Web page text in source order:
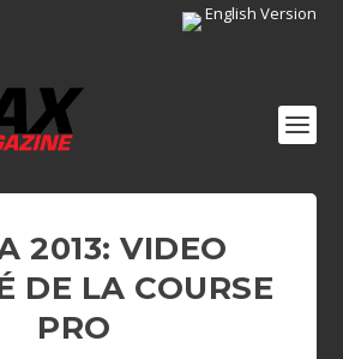
English Version
2013: VIDEO
DE LA COURSE
PRO